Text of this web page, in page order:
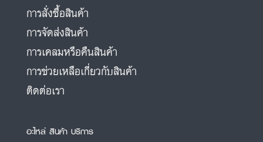
การสั่งซื้อสินค้า
การจัดส่งสินค้า
การเคลมหรือคืนสินค้า
การช่วยเหลือเกี่ยวกับสินค้า
ติดต่อเรา
อะไหล่ สินค้า บริการ